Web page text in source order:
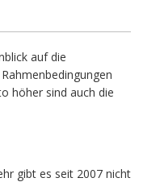
auf die
höher sind auch die
gibt es seit 2007 nicht